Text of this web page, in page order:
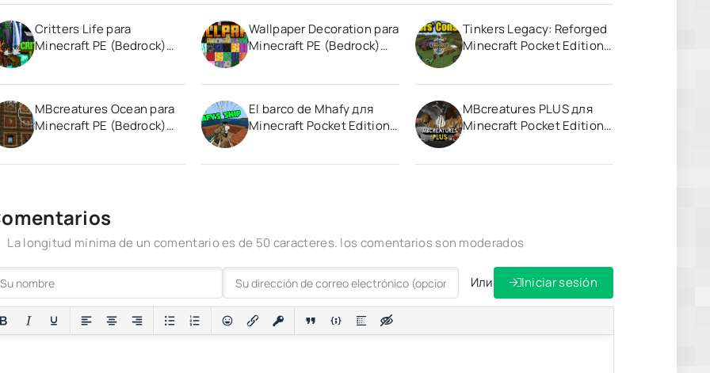
Critters Life para
Minecraft PE (Bedrock)
Wallpaper Decoration para
Minecraft PE (Bedrock)
Tinkers Legacy: Reforged
Minecraft Pocket Edition
MBcreatures Ocean para
Minecraft PE (Bedrock)
El barco de Mhafy для
Minecraft Pocket Edition
MBcreatures PLUS для
Minecraft Pocket Edition
La longitud mínima de un comentario es de 50 caracteres. los comentarios son moderados
Или Iniciar sesión